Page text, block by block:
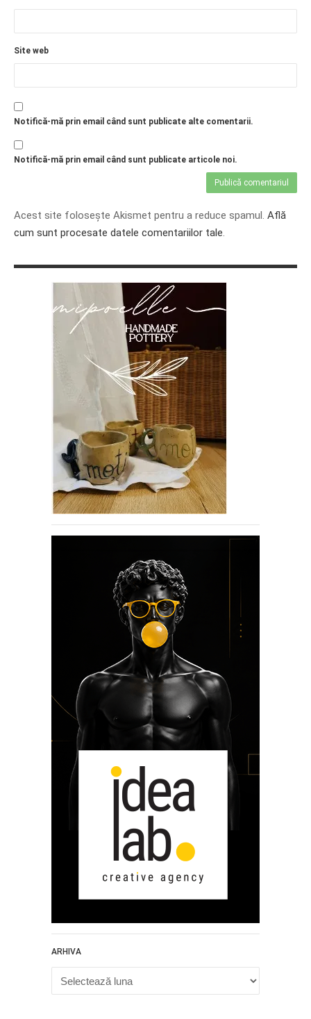
Site web
Notifică-mă prin email când sunt publicate alte comentarii.
Notifică-mă prin email când sunt publicate articole noi.
Acest site folosește Akismet pentru a reduce spamul. Află
cum sunt procesate datele comentariilor tale.
ARHIVA
Arhiva